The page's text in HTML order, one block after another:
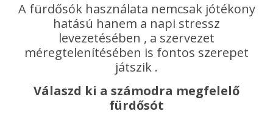
A fürdősók használata nemcsak jótékony
hatású hanem a napi stressz
levezetésében , a szervezet
méregtelenítésében is fontos szerepet
játszik .
Válaszd ki a számodra megfelelő
fürdősót